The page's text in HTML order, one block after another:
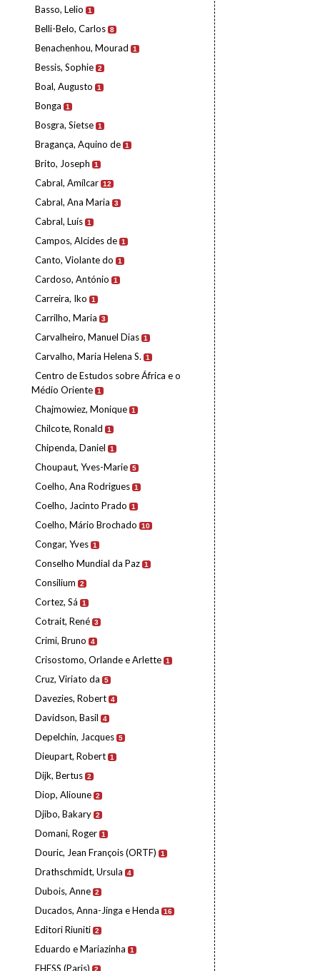
Basso, Lelio 1
Belli-Belo, Carlos 8
Benachenhou, Mourad 1
Bessis, Sophie 2
Boal, Augusto 1
Bonga 1
Bosgra, Sietse 1
Bragança, Aquino de 1
Brito, Joseph 1
Cabral, Amílcar 12
Cabral, Ana Maria 3
Cabral, Luís 1
Campos, Alcides de 1
Canto, Violante do 1
Cardoso, António 1
Carreira, Iko 1
Carrilho, Maria 3
Carvalheiro, Manuel Dias 1
Carvalho, Maria Helena S. 1
Centro de Estudos sobre África e o
Médio Oriente 1
Chajmowiez, Monique 1
Chilcote, Ronald 1
Chipenda, Daniel 1
Choupaut, Yves-Marie 5
Coelho, Ana Rodrigues 1
Coelho, Jacinto Prado 1
Coelho, Mário Brochado 10
Congar, Yves 1
Conselho Mundial da Paz 1
Consilium 2
Cortez, Sá 1
Cotrait, René 3
Crimi, Bruno 4
Crisostomo, Orlande e Arlette 1
Cruz, Viriato da 5
Davezies, Robert 4
Davidson, Basil 4
Depelchin, Jacques 5
Dieupart, Robert 1
Dijk, Bertus 2
Diop, Alioune 2
Djibo, Bakary 2
Domani, Roger 1
Douric, Jean François (ORTF) 1
Drathschmidt, Ursula 4
Dubois, Anne 2
Ducados, Anna-Jinga e Henda 16
Editori Riuniti 2
Eduardo e Mariazinha 1
EHESS (Paris) 2